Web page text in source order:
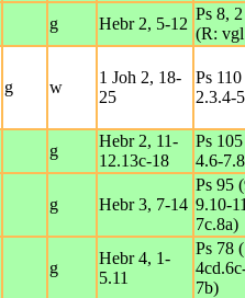
g Hebr 2, 5-12
Ps 8,
(R:
g w
1 Joh 2, 18-
25
Ps
2.3.4-
g
Hebr 2, 11-
12.13c-18
Ps
4.6-
g Hebr 3, 7-14
Ps 95
9.10-
7c.8a)
g
Hebr 4, 1-
5.11
Ps 78
7b)